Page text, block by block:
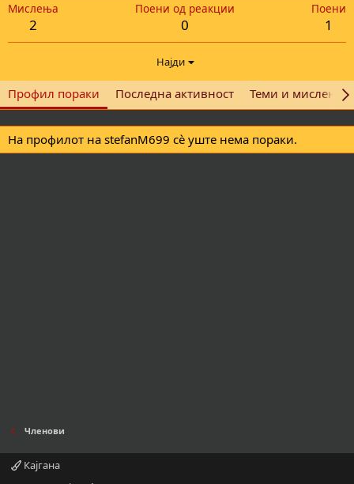
Мислења
2
Поени од реакции
0
Поени
1
Најди
Профил пораки Последна активност Теми и мислења
На профилот на stefanM699 сè уште нема пораки.
Членови
Кајгана